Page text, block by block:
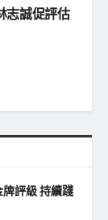
志誠促評估
評級 持續踐